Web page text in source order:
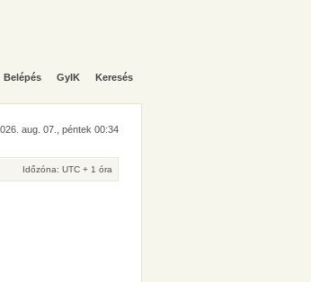
Belépés GyIK Keresés
aug. 07., péntek 00:34
Időzóna: UTC + 1 óra